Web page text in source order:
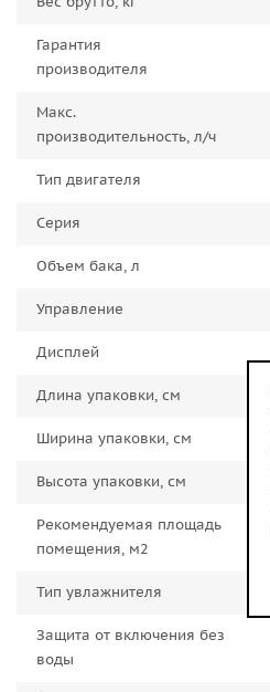
Гарантия
производителя
Макс.
производительность, л/ч
Тип двигателя
Серия
Объем бака, л
Управление
Дисплей
Длина упаковки, см
Ширина упаковки, см
Высота упаковки, см
Рекомендуемая площадь
помещения, м2
Тип увлажнителя
Защита от включения без
воды